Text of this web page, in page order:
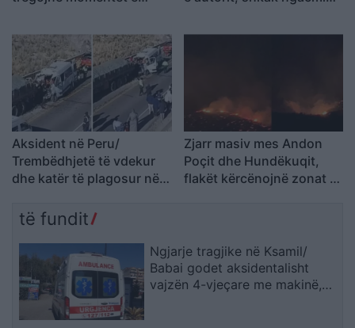
mbajtur vetë nën kontroll,
zjarrfikësja fiku vetëm
vatrat e vogla (VIDEO)
Aksident në Peru/
Trembëdhjetë të vdekur
dhe katër të plagosur në
dhe kamionit
Zjarr masiv mes Andon
Poçit dhe Hundëkuqit,
flakët kërcënojnë zonat e
të fundit
Ngjarje tragjike në Ksamil/
Babai godet aksidentalisht
vajzën 4-vjeçare me makinë,